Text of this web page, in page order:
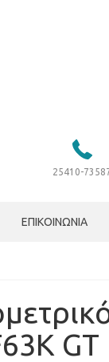
25410-
ΕΠΙΚΟΙΝΩΝΊΑ
GT